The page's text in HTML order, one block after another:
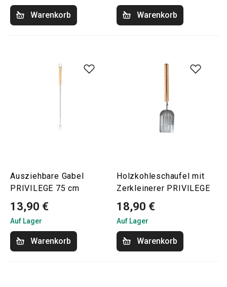
Warenkorb Warenkorb
Ausziehbare Gabel
PRIVILEGE 75 cm
13,90 €
Auf Lager
Warenkorb
Holzkohleschaufel mit
Zerkleinerer PRIVILEGE
18,90 €
Auf Lager
Warenkorb